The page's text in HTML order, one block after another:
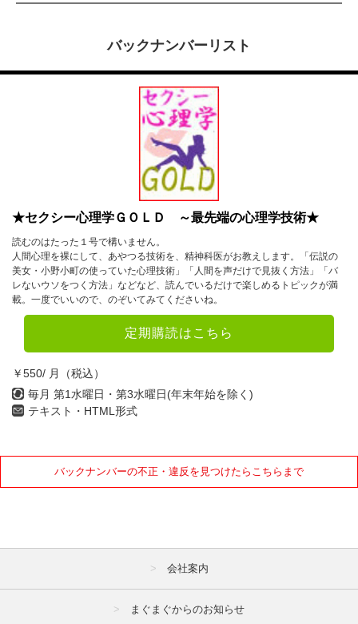
バックナンバーリスト
★セクシー心理学ＧＯＬＤ ～最先端の心理学技術★
読むのはたった１号で構いません。
人間心理を裸にして、あやつる技術を、精神科医がお教えします。「伝説の
美女・小野小町の使っていた心理技術」「人間を声だけで見抜く方法」「バ
レないウソをつく方法」などなど、読んでいるだけで楽しめるトピックが満
載。一度でいいので、のぞいてみてくださいね。
定期購読はこちら
￥550/ 月（税込）
毎月 第1水曜日・第3水曜日(年末年始を除く)
テキスト・HTML形式
バックナンバーの不正・違反を見つけたらこちらまで
会社案内
まぐまぐからのお知らせ